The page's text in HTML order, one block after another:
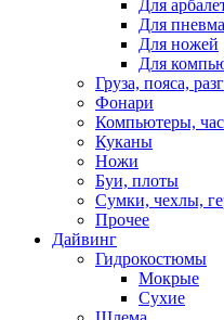
Для
Для
Для ножей
Для
Груза, пояса,
Фонари
Компьютеры,
Куканы
Ножи
Буи, плоты
Сумки, чехлы,
Прочее
Дайвинг
Гидрокостюмы
Мокрые
Сухие